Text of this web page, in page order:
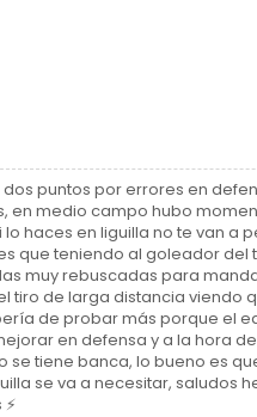
puntos por errores en
en medio campo hubo
haces en liguilla no te van a
que teniendo al goleador del
muy rebuscadas para
de larga distancia viendo
de probar más porque el
en defensa y a la hora
tiene banca, lo bueno es
se va a necesitar, saludos